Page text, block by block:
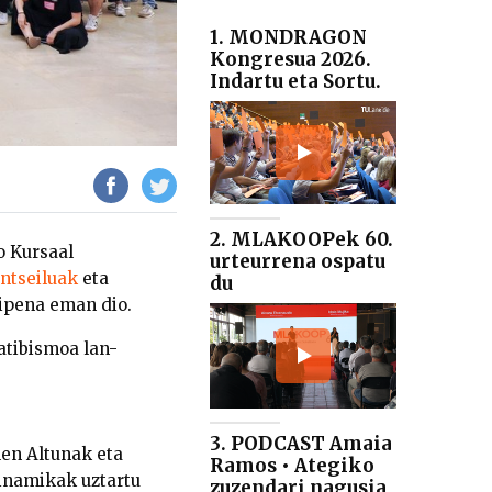
Kursaal
eta
eman dio.
lan-
Altunak eta
uztartu
1. MONDRAGON
Kongresua 2026.
Indartu eta Sortu.
2. MLAKOOPek 60.
urteurrena ospatu
du
3. PODCAST Amaia
Ramos • Ategiko